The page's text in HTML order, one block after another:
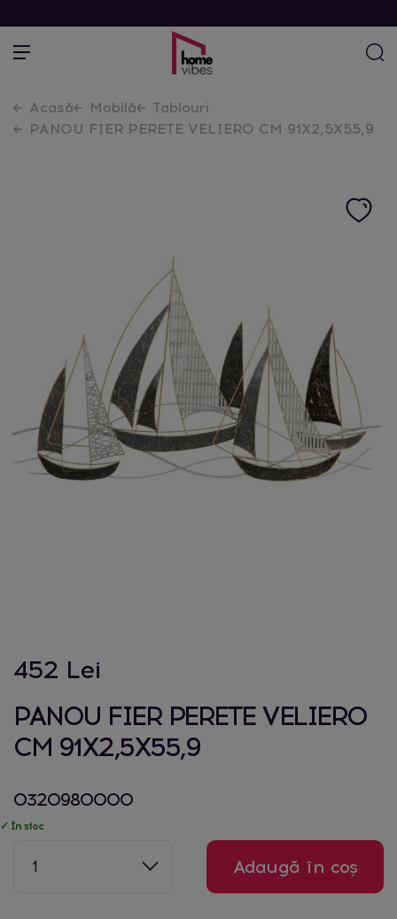
Acasă Mobilă
Tablouri
PANOU FIER PERETE VELIERO CM 91X2,5X55,9
452 Lei
PANOU FIER PERETE VELIERO
CM 91X2,5X55,9
0320980000
✓ În stoc
1 Adaugă în coș